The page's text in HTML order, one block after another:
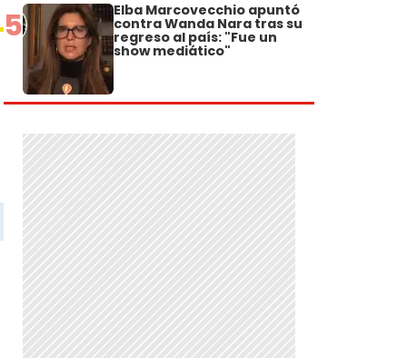
5 Elba Marcovecchio apuntó
contra Wanda Nara tras su
regreso al país: "Fue un
show mediático"